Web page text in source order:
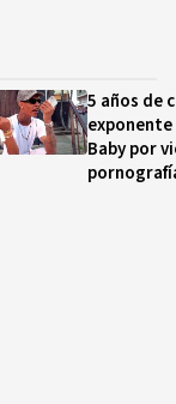
5 años de
Baby por